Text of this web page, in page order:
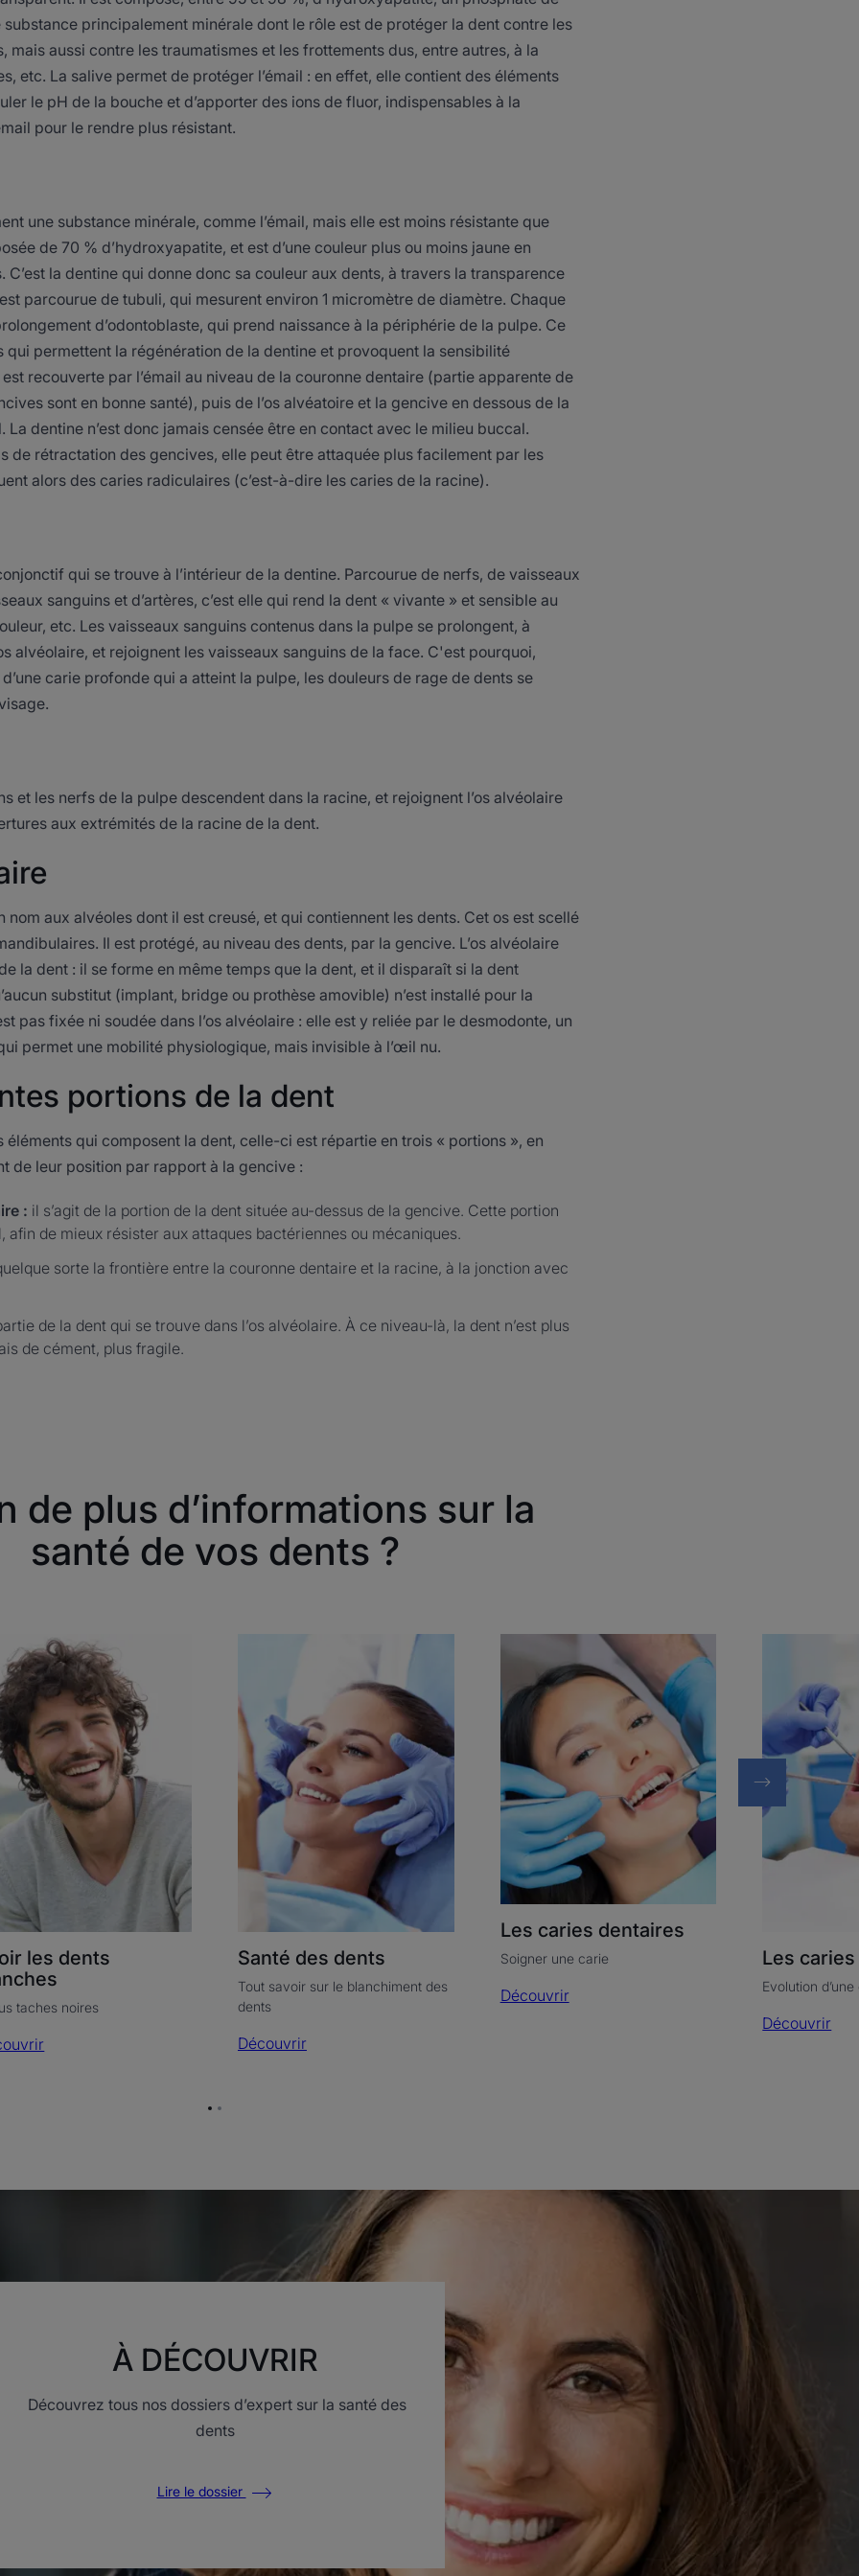
substance principalement minérale dont le rôle est de protéger la dent contre les
mais aussi contre les traumatismes et les frottements dus, entre autres, à la
etc. La salive permet de protéger l’émail : en effet, elle contient des éléments
le pH de la bouche et d’apporter des ions de fluor, indispensables à la
pour le rendre plus résistant.
une substance minérale, comme l’émail, mais elle est moins résistante que
de 70 % d’hydroxyapatite, et est d’une couleur plus ou moins jaune en
la dentine qui donne donc sa couleur aux dents, à travers la transparence
parcourue de tubuli, qui mesurent environ 1 micromètre de diamètre. Chaque
d’odontoblaste, qui prend naissance à la périphérie de la pulpe. Ce
qui permettent la régénération de la dentine et provoquent la sensibilité
recouverte par l’émail au niveau de la couronne dentaire (partie apparente de
sont en bonne santé), puis de l’os alvéatoire et la gencive en dessous de la
La dentine n’est donc jamais censée être en contact avec le milieu buccal.
de rétractation des gencives, elle peut être attaquée plus facilement par les
alors des caries radiculaires (c’est-à-dire les caries de la racine).
qui se trouve à l’intérieur de la dentine. Parcourue de nerfs, de vaisseaux
sanguins et d’artères, c’est elle qui rend la dent « vivante » et sensible au
etc. Les vaisseaux sanguins contenus dans la pulpe se prolongent, à
alvéolaire, et rejoignent les vaisseaux sanguins de la face. C'est pourquoi,
carie profonde qui a atteint la pulpe, les douleurs de rage de dents se
et les nerfs de la pulpe descendent dans la racine, et rejoignent l’os alvéolaire
aux extrémités de la racine de la dent.
nom aux alvéoles dont il est creusé, et qui contiennent les dents. Cet os est scellé
Il est protégé, au niveau des dents, par la gencive. L’os alvéolaire
la dent : il se forme en même temps que la dent, et il disparaît si la dent
substitut (implant, bridge ou prothèse amovible) n’est installé pour la
pas fixée ni soudée dans l’os alvéolaire : elle est y reliée par le desmodonte, un
permet une mobilité physiologique, mais invisible à l’œil nu.
portions de la dent
qui composent la dent, celle-ci est répartie en trois « portions », en
de leur position par rapport à la gencive :
: il s’agit de la portion de la dent située au-dessus de la gencive. Cette portion
afin de mieux résister aux attaques bactériennes ou mécaniques.
sorte la frontière entre la couronne dentaire et la racine, à la jonction avec
de la dent qui se trouve dans l’os alvéolaire. À ce niveau-là, la dent n’est plus
de cément, plus fragile.
de plus d’informations sur la
santé de vos dents ?
les dents
taches noires
dents
Santé des dents
Tout savoir sur le blanchiment des
dents
Découvrir
caries
dentaires
Les caries dentaires
Soigner une carie
Découvrir
caries
dentaires
Les
Evolution
Découvrir
Aller
1
Aller
2
À DÉCOUVRIR
Découvrez tous nos dossiers d’expert sur la santé des
dents
Lire le dossier